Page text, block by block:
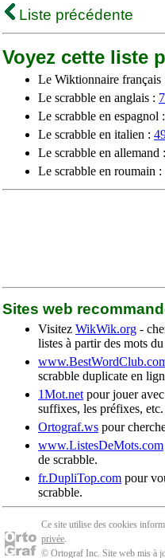
Liste précédente
Voyez cette liste
Le Wiktionnaire français
Le scrabble en anglais :
Le scrabble en espagnol :
Le scrabble en italien :
Le scrabble en allemand
Le scrabble en roumain :
Sites web
Visitez WikWik.org -
listes à partir des mots
scrabble duplicate en
1Mot.net pour jouer
suffixes, les préfixes, etc.
Ortograf.ws pour
www.ListesDeMots.com
de scrabble.
fr.DupliTop.com pour
scrabble.
Ce site utilise des cookies
privée.
© Ortograf Inc. Site web mis à